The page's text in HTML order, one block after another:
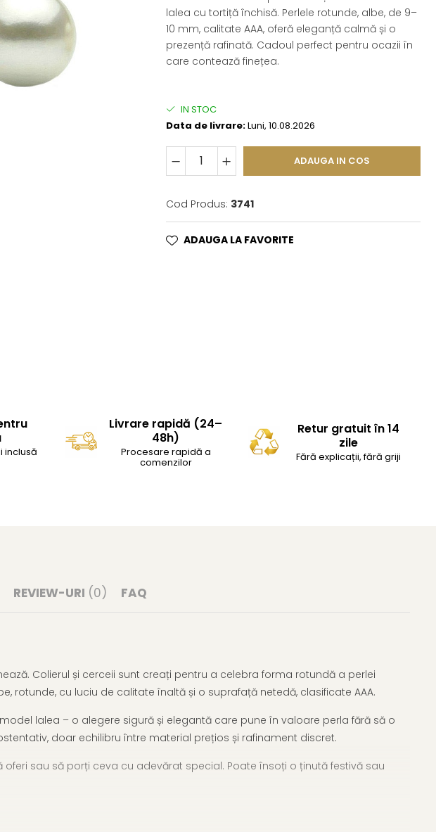
lalea cu tortiță închisă. Perlele rotunde, albe, de 9–
10 mm, calitate AAA, oferă eleganță calmă și o
prezență rafinată. Cadoul perfect pentru ocazii în
care contează finețea.
IN STOC
Data de livrare:Luni, 10.08.2026
ADAUGA IN COS
Cod Produs: 3741
ADAUGA LA FAVORITE
inclusă
Livrare rapidă (24–
48h)
Procesare rapidă a
comenzilor
Retur gratuit în 14
zile
Fără explicații, fără griji
REVIEW-URI (0) FAQ
Colierul și cerceii sunt creați pentru a celebra forma rotundă a perlei
rotunde, cu luciu de calitate înaltă și o suprafață netedă, clasificate AAA.
lalea – o alegere sigură și elegantă care pune în valoare perla fără să o
doar echilibru între material prețios și rafinament discret.
sau să porți ceva cu adevărat special. Poate însoți o ținută festivă sau